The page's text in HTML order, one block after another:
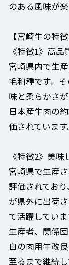
のある風味が楽
【宮崎牛の特徴
《特徴1》高品
宮崎県内で生
毛和種です。
味と柔らかさ
日本産牛肉の
価されています
《特徴2》美
宮崎県で生産
評価されてお
が県外に出荷
て活躍していま
生産者、関係
自の肉用牛改
至るまで継続し